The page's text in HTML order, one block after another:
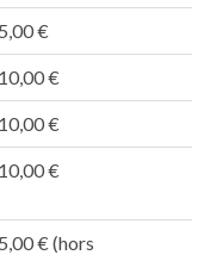
€
€
€
€
€ (hors